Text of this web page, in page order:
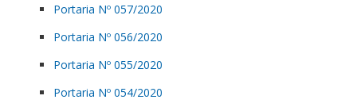
Portaria Nº 057/2020
Portaria Nº 056/2020
Portaria Nº 055/2020
Portaria Nº 054/2020